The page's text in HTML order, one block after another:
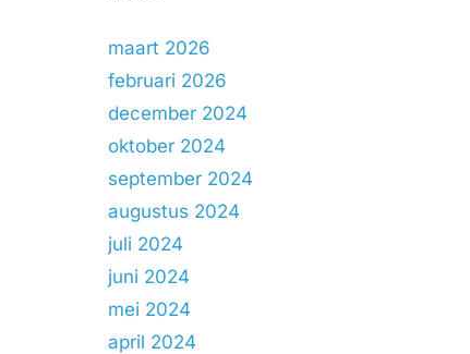
maart 2026
februari 2026
december 2024
oktober 2024
september 2024
augustus 2024
juli 2024
juni 2024
mei 2024
april 2024